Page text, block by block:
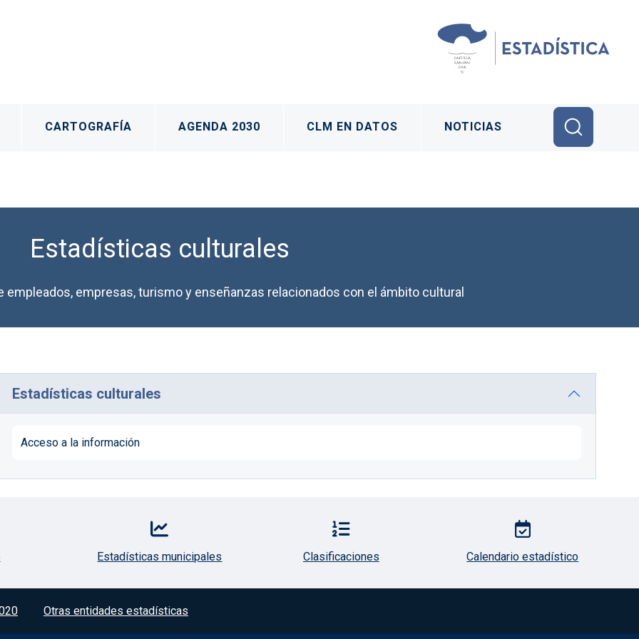
CARTOGRAFÍA AGENDA 2030 CLM EN DATOS NOTICIAS
Estadísticas culturales
empleados, empresas, turismo y enseñanzas relacionados con el ámbito cultural
Estadísticas culturales
Acceso a la información
Estadísticas municipales Clasificaciones Calendario estadístico
Otras entidades estadísticas